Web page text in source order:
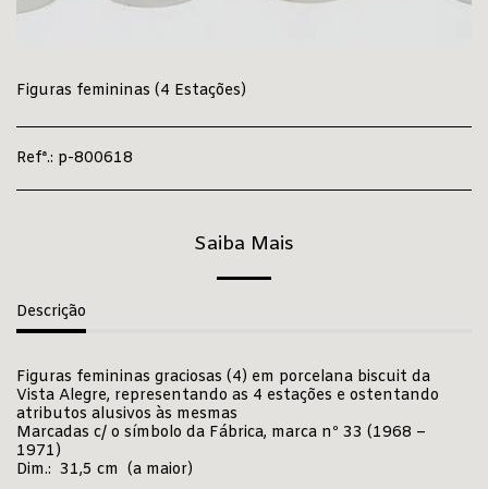
Figuras femininas (4 Estações)
Refª.: p-800618
Saiba Mais
Descrição
Figuras femininas graciosas (4) em porcelana biscuit da
Vista Alegre, representando as 4 estações e ostentando
atributos alusivos às mesmas
Marcadas c/ o símbolo da Fábrica, marca nº 33 (1968 –
1971)
Dim.: 31,5 cm (a maior)